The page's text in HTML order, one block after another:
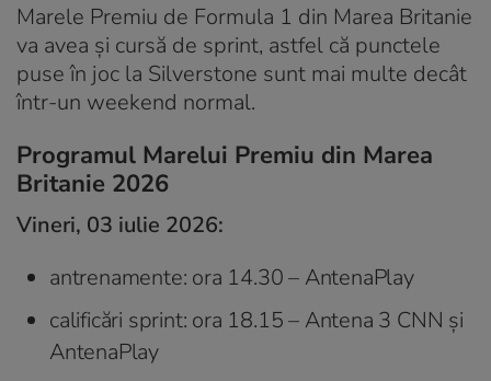
Marele Premiu de Formula 1 din Marea Britanie
va avea și cursă de sprint, astfel că punctele
puse în joc la Silverstone sunt mai multe decât
într-un weekend normal.
Programul Marelui Premiu din Marea
Britanie 2026
Vineri, 03 iulie 2026:
antrenamente: ora 14.30 – AntenaPlay
calificări sprint: ora 18.15 – Antena 3 CNN și
AntenaPlay